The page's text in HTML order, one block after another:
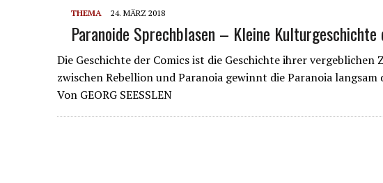
THEMA 24. MÄRZ 2018
Paranoide Sprechblasen – Kleine Kulturgeschichte
Die Geschichte der Comics ist die Geschichte ihrer
zwischen Rebellion und Paranoia gewinnt die Paranoia langsam
Von GEORG SEESSLEN